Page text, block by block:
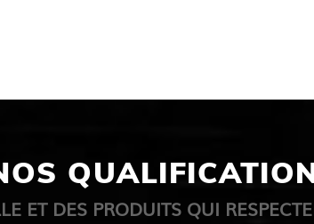
ET DES PRODUITS QUI